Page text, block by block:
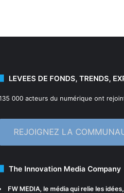
LEVEES DE FONDS, TRENDS,
000 acteurs du numérique ont
REJOIGNEZ LA
The Innovation Media Company
FW MEDIA, le média qui relie les